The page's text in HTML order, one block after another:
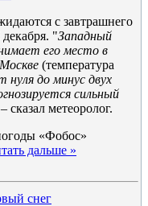
с завтрашнего
"Западный
его место в
(температура
нуля до минус двух
сильный
сказал метеоролог.
«Фобос»
дальше »
снег